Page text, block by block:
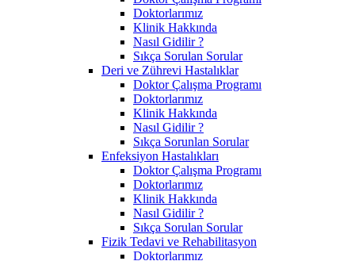
Doktorlarımız
Klinik Hakkında
Nasıl Gidilir ?
Sıkça Sorulan Sorular
Deri ve Zührevi Hastalıklar
Doktor Çalışma Programı
Doktorlarımız
Klinik Hakkında
Nasıl Gidilir ?
Sıkça Sorunlan Sorular
Enfeksiyon Hastalıkları
Doktor Çalışma Programı
Doktorlarımız
Klinik Hakkında
Nasıl Gidilir ?
Sıkça Sorulan Sorular
Fizik Tedavi ve Rehabilitasyon
Doktorlarımız